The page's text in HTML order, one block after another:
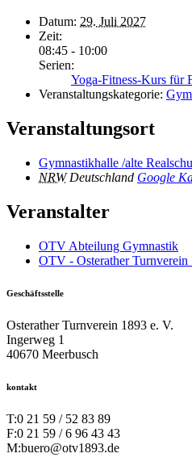
Datum: 29. Juli 2027
Zeit:
08:45 - 10:00
Serien:
Yoga-Fitness-Kurs für
Veranstaltungskategorie:
Veranstaltungsort
Gymnastikhalle /alte
NRW Deutschland Google
Veranstalter
OTV Abteilung Gymnastik
OTV - Osterather Turnverein
Geschäftsstelle
Osterather Turnverein 1893 e. V.
Ingerweg 1
40670 Meerbusch
kontakt
T:0 21 59 / 52 83 89
F:0 21 59 / 6 96 43 43
M:buero@otv1893.de